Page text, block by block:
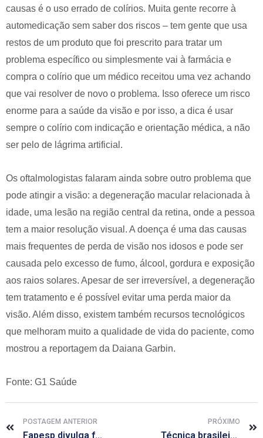
causas é o uso errado de colírios. Muita gente recorre à
automedicação sem saber dos riscos – tem gente que usa
restos de um produto que foi prescrito para tratar um
problema específico ou simplesmente vai à farmácia e
compra o colírio que um médico receitou uma vez achando
que vai resolver de novo o problema. Isso oferece um risco
enorme para a saúde da visão e por isso, a dica é usar
sempre o colírio com indicação e orientação médica, a não
ser pelo de lágrima artificial.
Os oftalmologistas falaram ainda sobre outro problema que
pode atingir a visão: a degeneração macular relacionada à
idade, uma lesão na região central da retina, onde a pessoa
tem a maior resolução visual. A doença é uma das causas
mais frequentes de perda de visão nos idosos e pode ser
causada pelo excesso de fumo, álcool, gordura e exposição
aos raios solares. Apesar de ser irreversível, a degeneração
tem tratamento e é possível evitar uma perda maior da
visão. Além disso, existem também recursos tecnológicos
que melhoram muito a qualidade de vida do paciente, como
mostrou a reportagem da Daiana Garbin.
Fonte: G1 Saúde
POSTAGEM ANTERIOR
Fapesp divulga fraudes científicas e punições a pesquisadores
PRÓXIMO
Técnica brasileira de cirurgia para Parkinson ganha prêmio na Europa